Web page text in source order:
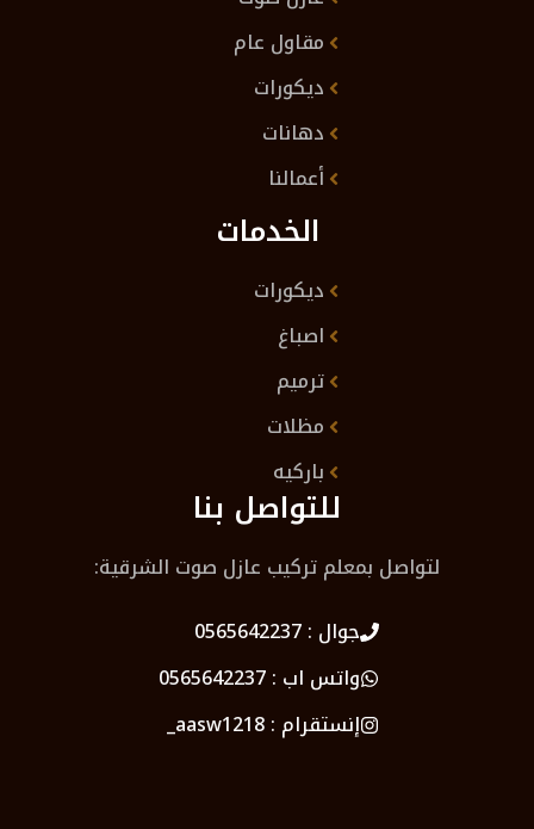
مقاول عام
ديكورات
دهانات
أعمالنا
الخدمات
ديكورات
اصباغ
ترميم
مظلات
باركيه
للتواصل بنا
لتواصل بمعلم تركيب عازل صوت الشرقية:
جوال :0565642237
واتس اب :0565642237
إنستقرام :aasw1218_